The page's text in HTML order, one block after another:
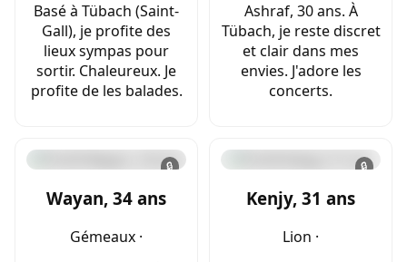
Basé à Tübach (Saint-
Gall), je profite des
lieux sympas pour
sortir. Chaleureux. Je
profite de les balades.
Ashraf, 30 ans. À
Tübach, je reste discret
et clair dans mes
envies. J'adore les
concerts.
🔒
Wayan, 34 ans
Gémeaux ·
🔒
Kenjy, 31 ans
Lion ·